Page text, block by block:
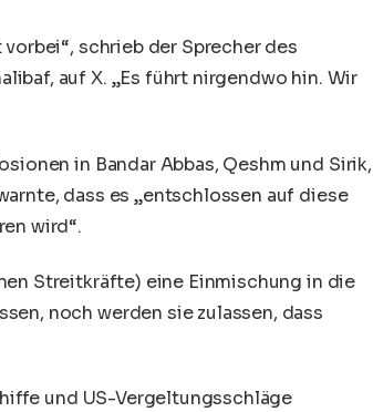
schrieb der Sprecher des
auf X. „Es führt nirgendwo hin. Wir
in Bandar Abbas, Qeshm und Sirik,
dass es „entschlossen auf diese
wird“.
Streitkräfte) eine Einmischung in die
noch werden sie zulassen, dass
und US-Vergeltungsschläge